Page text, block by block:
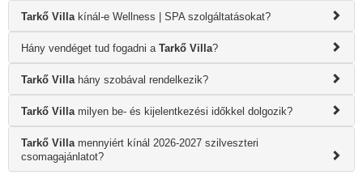
Tarkő Villa kínál-e Wellness | SPA szolgáltatásokat?
Hány vendéget tud fogadni a Tarkő Villa?
Tarkő Villa hány szobával rendelkezik?
Tarkő Villa milyen be- és kijelentkezési időkkel dolgozik?
Tarkő Villa mennyiért kínál 2026-2027 szilveszteri
csomagajánlatot?